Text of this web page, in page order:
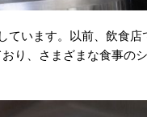
います。以前、飲食
り、さまざまな食事の